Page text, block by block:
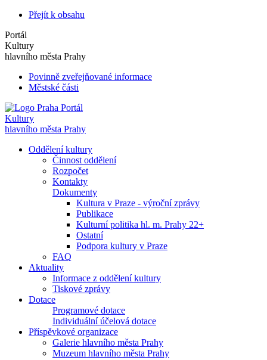
Přejít k obsahu
Portál
Kultury
hlavního města Prahy
Povinně zveřejňované informace
Městské části
Portál
Kultury
hlavního města Prahy
Oddělení kultury
Činnost oddělení
Rozpočet
Kontakty
Dokumenty
Kultura v Praze - výroční zprávy
Publikace
Kulturní politika hl. m. Prahy 22+
Ostatní
Podpora kultury v Praze
FAQ
Aktuality
Informace z oddělení kultury
Tiskové zprávy
Dotace
Programové dotace
Individuální účelová dotace
Příspěvkové organizace
Galerie hlavního města Prahy
Muzeum hlavního města Prahy